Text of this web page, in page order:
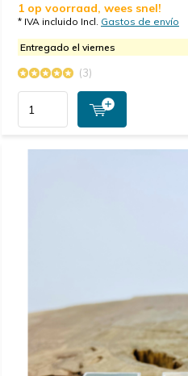
1 op voorraad, wees snel!
* IVA incluido Incl. Gastos de envío
Entregado el viernes
(3)